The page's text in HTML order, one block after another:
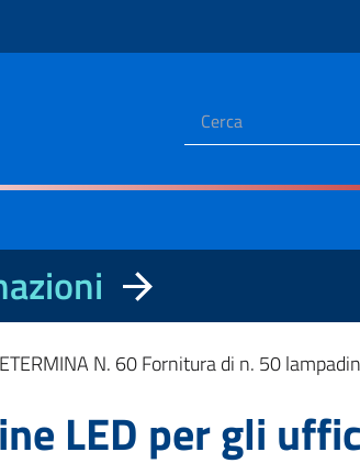
N. 60 Fornitura di n. 50
LED per gli